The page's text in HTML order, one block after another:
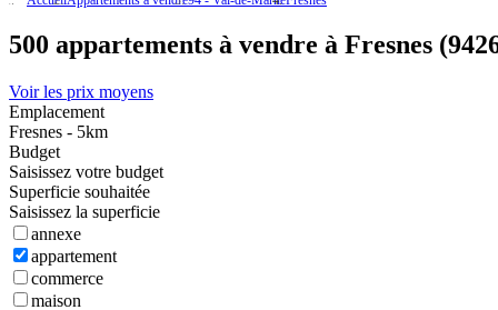
500 appartements à vendre à Fresnes
Voir les prix moyens
Emplacement
Fresnes - 5km
Budget
Saisissez votre budget
Superficie souhaitée
Saisissez la superficie
annexe
appartement
commerce
maison